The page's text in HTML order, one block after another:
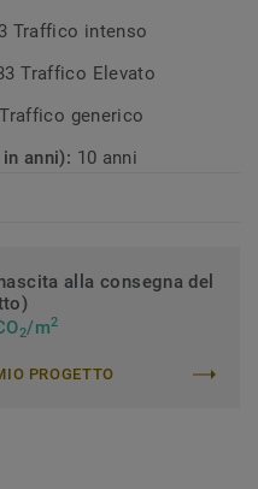
Traffico intenso
Traffico Elevato
generico
anni): 10 anni
alla consegna del
2/m2
PROGETTO